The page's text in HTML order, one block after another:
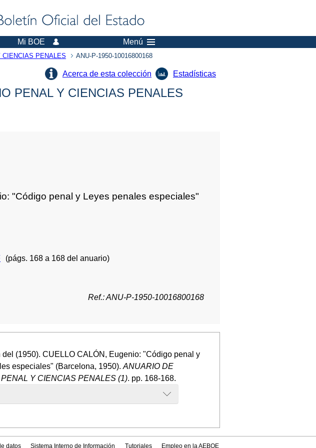
Mi BOE Menú
PENALES ANU-P-1950-10016800168
Acerca de esta colección Estadísticas
PENAL Y CIENCIAS PENALES
"Código penal y Leyes penales especiales"
(págs. 168 a 168 del anuario)
Ref.: ANU-P-1950-10016800168
del (1950). CUELLO CALÓN, Eugenio: "Código penal y
especiales" (Barcelona, 1950).ANUARIO DE
Y CIENCIAS PENALES (1). pp. 168-168.
datos Sistema Interno de Información Tutoriales Empleo en la AEBOE